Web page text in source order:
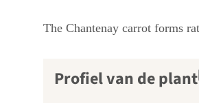
The Chantenay carrot forms
Profiel van de plant